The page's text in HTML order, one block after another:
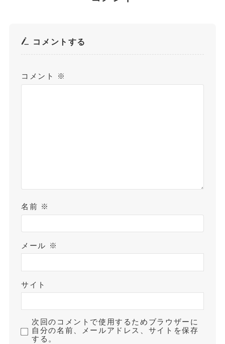
コメントする
コメント ※
名前 ※
メール ※
サイト
次回のコメントで使用するためブラウザーに
自分の名前、メールアドレス、サイトを保存
する。